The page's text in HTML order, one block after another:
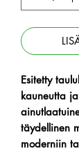
Esitetty
kauneutta
täydellinen
moderniin